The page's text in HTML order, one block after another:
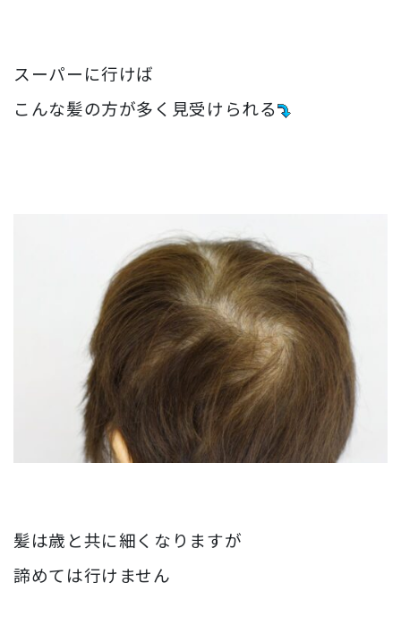
スーパーに行けば
こんな髪の方が多く見受けられる
髪は歳と共に細くなりますが
諦めては行けません